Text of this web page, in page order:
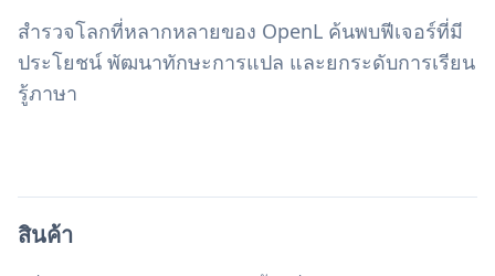
สำรวจโลกที่หลากหลายของ OpenL ค้นพบฟีเจอร์ที่มี
ประโยชน์ พัฒนาทักษะการแปล และยกระดับการเรียน
รู้ภาษา
สินค้า